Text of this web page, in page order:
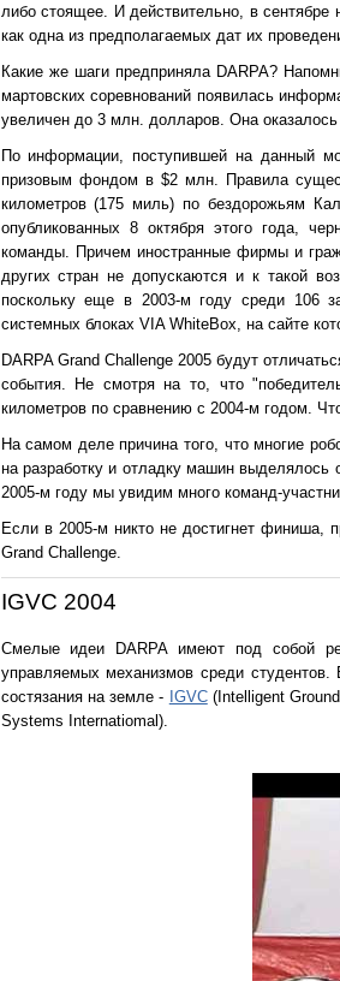
либо стоящее. И действительно, в
как одна из предполагаемых дат их
Какие же шаги предприняла DARPA?
мартовских соревнований появилась
увеличен до 3 млн. долларов. Она оказалось
По информации, поступившей на данный
призовым фондом в $2 млн. Правила
километров (175 миль) по бездорожьям
опубликованных 8 октября этого года,
команды. Причем иностранные фирмы и
других стран не допускаются и к такой
поскольку еще в 2003-м году среди 106
системных блоках VIA WhiteBox, на сайте
DARPA Grand Challenge 2005 будут
события. Не смотря на то, что
километров по сравнению с 2004-м годом.
На самом деле причина того, что многие
на разработку и отладку машин
2005-м году мы увидим много команд-
Если в 2005-м никто не достигнет финиша,
Grand Challenge.
IGVC 2004
Смелые идеи DARPA имеют под собой
управляемых механизмов среди
состязания на земле - IGVC(Intelligent
Systems Internatiomal).